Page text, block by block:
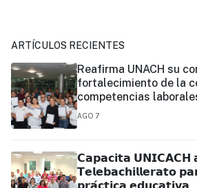
ARTÍCULOS RECIENTES
Reafirma UNACH su
fortalecimiento de la
competencias
AGO 7
𝗖𝗮𝗽𝗮𝗰𝗶𝘁𝗮 𝗨𝗡𝗜𝗖𝗔𝗖𝗛
𝗧𝗲𝗹𝗲𝗯𝗮𝗰𝗵𝗶𝗹𝗹𝗲𝗿𝗮𝘁𝗼